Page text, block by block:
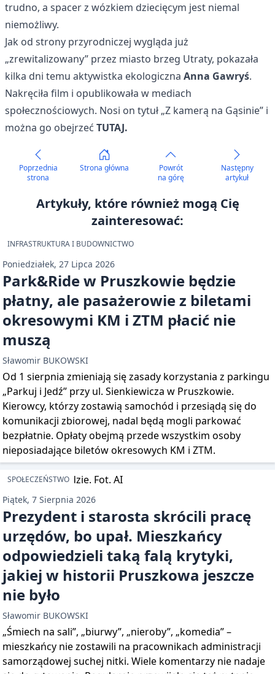
trudno, a spacer z wózkiem dziecięcym jest niemal
niemożliwy.
Jak od strony przyrodniczej wygląda już
„zrewitalizowany” przez miasto brzeg Utraty, pokazała
kilka dni temu aktywistka ekologiczna Anna Gawryś.
Nakręciła film i opublikowała w mediach
społecznościowych. Nosi on tytuł „Z kamerą na Gąsinie” i
można go obejrzeć TUTAJ.
Poprzednia
strona
Strona główna
Powrót
na górę
Następny
artykuł
Artykuły, które również mogą Cię
zainteresować:
INFRASTRUKTURA I BUDOWNICTWO
Poniedziałek, 27 Lipca 2026
Park&Ride w Pruszkowie będzie
płatny, ale pasażerowie z biletami
okresowymi KM i ZTM płacić nie
muszą
Sławomir BUKOWSKI
Od 1 sierpnia zmieniają się zasady korzystania z parkingu
„Parkuj i Jedź” przy ul. Sienkiewicza w Pruszkowie.
Kierowcy, którzy zostawią samochód i przesiądą się do
komunikacji zbiorowej, nadal będą mogli parkować
bezpłatnie. Opłaty obejmą przede wszystkim osoby
nieposiadające biletów okresowych KM i ZTM.
SPOŁECZEŃSTWO
Piątek, 7 Sierpnia 2026
Prezydent i starosta skrócili pracę
urzędów, bo upał. Mieszkańcy
odpowiedzieli taką falą krytyki,
jakiej w historii Pruszkowa jeszcze
nie było
Sławomir BUKOWSKI
„Śmiech na sali”, „biurwy”, „nieroby”, „komedia” –
mieszkańcy nie zostawili na pracownikach administracji
samorządowej suchej nitki. Wiele komentarzy nie nadaje